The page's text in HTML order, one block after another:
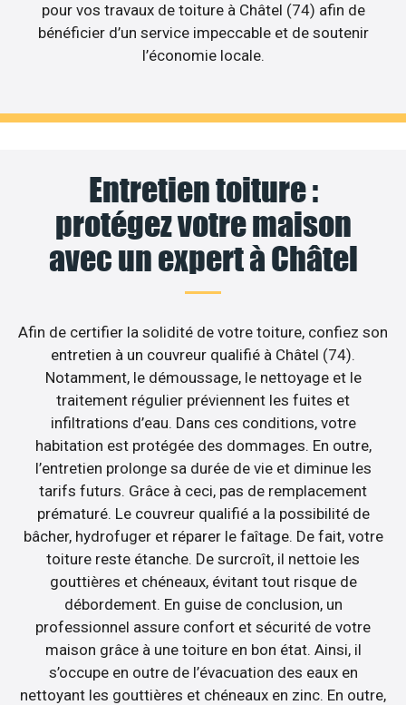
pour vos travaux de toiture à Châtel (74) afin de
bénéficier d’un service impeccable et de soutenir
l’économie locale.
Entretien toiture :
protégez votre maison
avec un expert à Châtel
Afin de certifier la solidité de votre toiture, confiez son
entretien à un couvreur qualifié à Châtel (74).
Notamment, le démoussage, le nettoyage et le
traitement régulier préviennent les fuites et
infiltrations d’eau. Dans ces conditions, votre
habitation est protégée des dommages. En outre,
l’entretien prolonge sa durée de vie et diminue les
tarifs futurs. Grâce à ceci, pas de remplacement
prématuré. Le couvreur qualifié a la possibilité de
bâcher, hydrofuger et réparer le faîtage. De fait, votre
toiture reste étanche. De surcroît, il nettoie les
gouttières et chéneaux, évitant tout risque de
débordement. En guise de conclusion, un
professionnel assure confort et sécurité de votre
maison grâce à une toiture en bon état. Ainsi, il
s’occupe en outre de l’évacuation des eaux en
nettoyant les gouttières et chéneaux en zinc. En outre,